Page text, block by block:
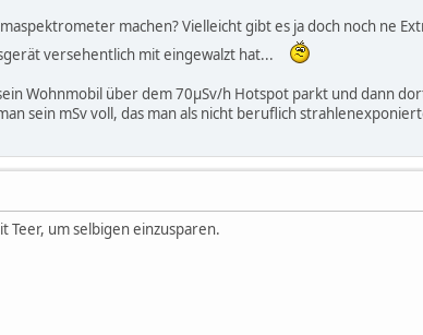
machen? Vielleicht gibt es ja doch noch ne
versehentlich mit eingewalzt hat...
Wohnmobil über dem 70µSv/h Hotspot parkt und dann
sein mSv voll, das man als nicht beruflich
Teer, um selbigen einzusparen.